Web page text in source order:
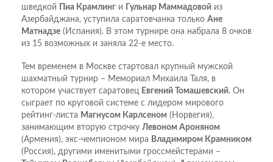
шведкой Пиа Крамлинг и Гульнар Маммадовой из
Азербайджана, уступила саратовчанка только Ане
Матнадзе (Испания). В этом турнире она набрала 8 очков
из 15 возможных и заняла 22-е место.
Тем временем в Москве стартовал крупный мужской
шахматный турнир – Мемориал Михаила Таля, в
котором участвует саратовец Евгений Томашевский. Он
сыграет по круговой системе с лидером мирового
рейтинг-листа Магнусом Карлсеном (Норвегия),
занимающим вторую строчку Левоном Ароняном
(Армения), экс-чемпионом мира Владимиром Крамником
(Россия), другими именитыми гроссмейстерами –